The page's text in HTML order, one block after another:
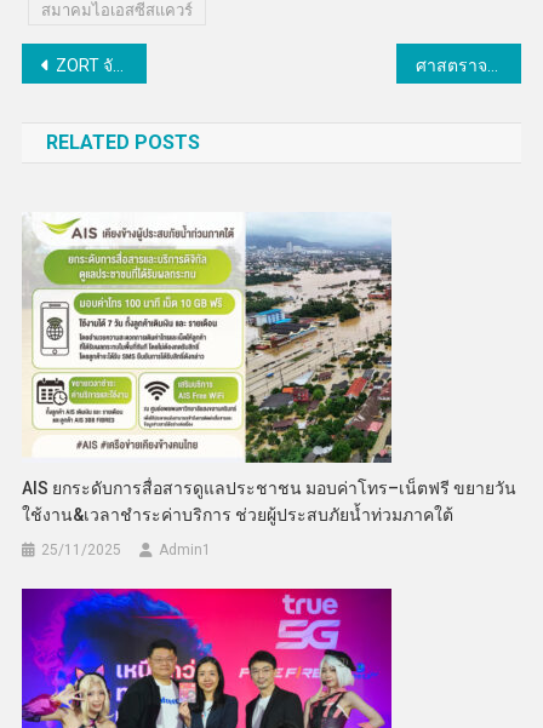
สมาคมไอเอสซีสแควร์
แนะแนว
ZORT จับมือไมโครซอฟท์และ Beam สร้างจุดแข็งความปลอดภัย และระบบการชำระเงิน ที่ง่าย สะดวกในทุกแพลตฟอร์ม
RELATED POSTS
AIS ยกระดับการสื่อสารดูแลประชาชน มอบค่าโทร–เน็ตฟรี ขยายวัน
ใช้งาน&เวลาชำระค่าบริการ ช่วยผู้ประสบภัยน้ำท่วมภาคใต้
25/11/2025 Admin​1